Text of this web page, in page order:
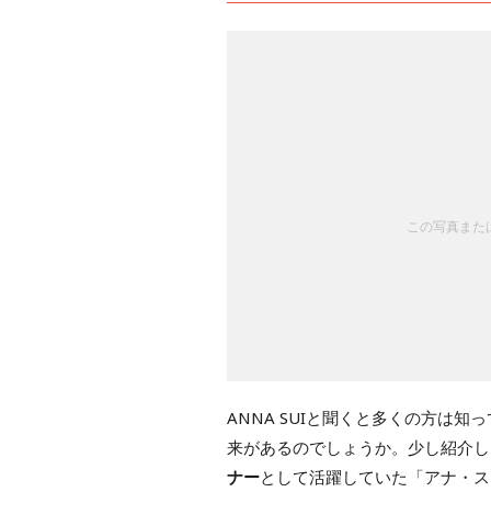
この写真ま
ANNA SUIと聞くと多くの方は知
来があるのでしょうか。少し紹介
ナーとして活躍していた「アナ・